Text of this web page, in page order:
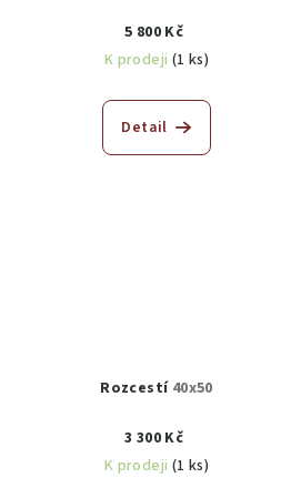
5 800 Kč
K prodeji (1 ks)
Detail
Rozcestí 40x50
3 300 Kč
K prodeji (1 ks)